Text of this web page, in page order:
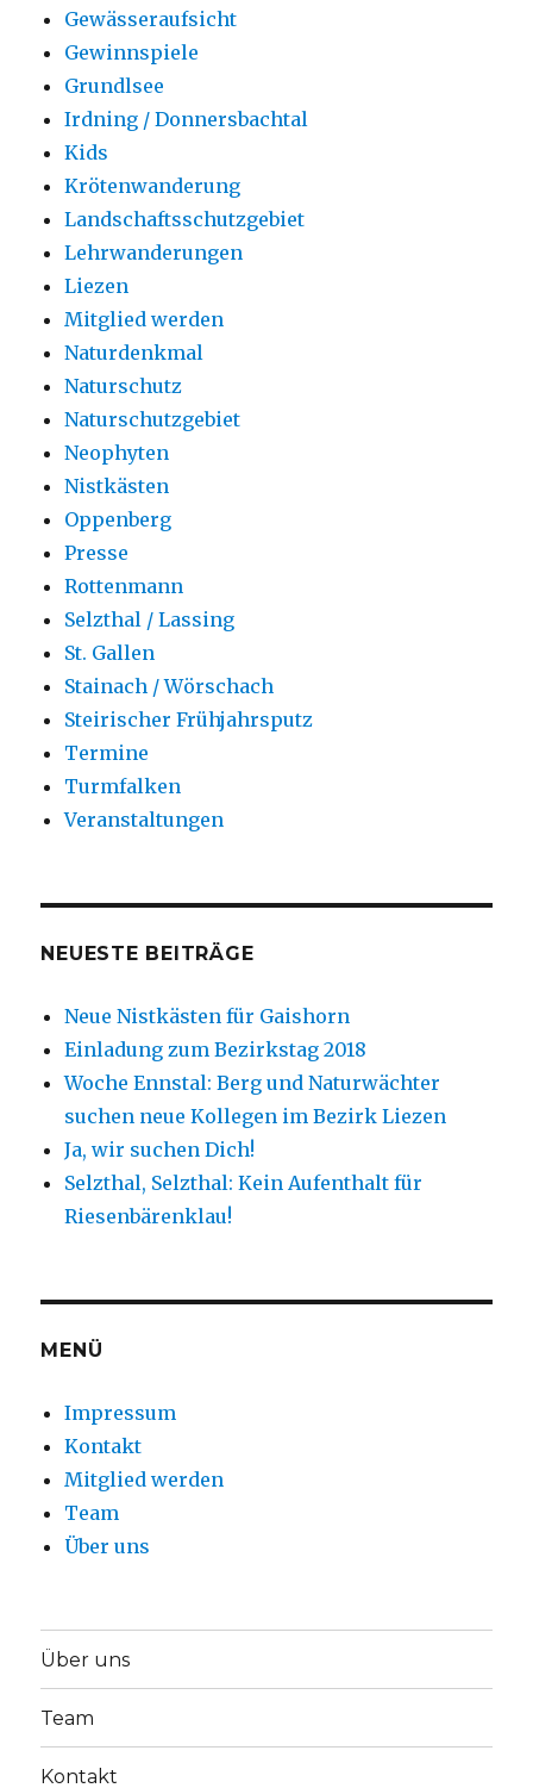
Gewässeraufsicht
Gewinnspiele
Grundlsee
Irdning / Donnersbachtal
Kids
Krötenwanderung
Landschaftsschutzgebiet
Lehrwanderungen
Liezen
Mitglied werden
Naturdenkmal
Naturschutz
Naturschutzgebiet
Neophyten
Nistkästen
Oppenberg
Presse
Rottenmann
Selzthal / Lassing
St. Gallen
Stainach / Wörschach
Steirischer Frühjahrsputz
Termine
Turmfalken
Veranstaltungen
NEUESTE BEITRÄGE
Neue Nistkästen für Gaishorn
Einladung zum Bezirkstag 2018
Woche Ennstal: Berg und Naturwächter
suchen neue Kollegen im Bezirk Liezen
Ja, wir suchen Dich!
Selzthal, Selzthal: Kein Aufenthalt für
Riesenbärenklau!
MENÜ
Impressum
Kontakt
Mitglied werden
Team
Über uns
Über uns
Team
Kontakt